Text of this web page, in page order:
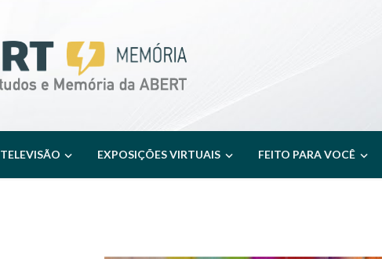
TELEVISÃO EXPOSIÇÕES VIRTUAIS FEITO PARA VOCÊ